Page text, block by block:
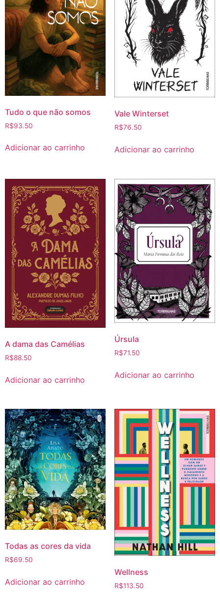
Tudo o que não somos
R$93.50
Adicionar ao carrinho
Vale Winterset
R$76.50
Adicionar ao carrinho
A dama das Camélias
R$88.50
Adicionar ao carrinho
Úrsula
R$71.50
Adicionar ao carrinho
Todas as cores da vida
R$69.50
Adicionar ao carrinho
Wellness
R$113.50